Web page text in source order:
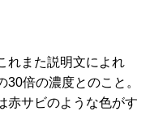
れまた説明文によれ
倍の濃度とのこと。
赤サビのような色がす